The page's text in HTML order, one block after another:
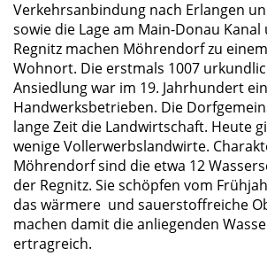
Verkehrsanbindung nach Erlangen
sowie die Lage am Main-Donau
Regnitz machen Möhrendorf zu
Wohnort. Die erstmals 1007
Ansiedlung war im 19. Jahrhundert
Handwerksbetrieben. Die
lange Zeit die Landwirtschaft. Heute
wenige Vollerwerbslandwirte.
Möhrendorf sind die etwa 12
der Regnitz. Sie schöpfen vom
das wärmere und sauerstoffreiche
machen damit die anliegenden
ertragreich.